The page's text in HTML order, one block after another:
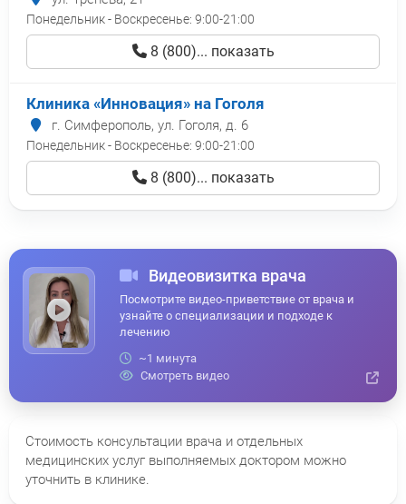
Понедельник - Воскресенье: 9:00-21:00
8 (800)... показать
Клиника «Инновация» на Гоголя
г. Симферополь, ул. Гоголя, д. 6
Понедельник - Воскресенье: 9:00-21:00
8 (800)... показать
Видеовизитка врача
Посмотрите видео-приветствие от врача и
узнайте о специализации и подходе к
лечению
~1 минута
Смотреть видео
Стоимость консультации врача и отдельных
медицинских услуг выполняемых доктором можно
уточнить в клинике.